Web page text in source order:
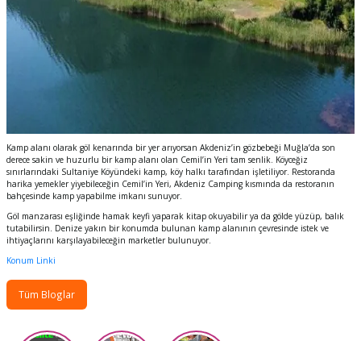
Kamp alanı olarak göl kenarında bir yer arıyorsan Akdeniz’in gözbebeği Muğla’da son
derece sakin ve huzurlu bir kamp alanı olan Cemil’in Yeri tam senlik. Köyceğiz
sınırlarındaki Sultaniye Köyündeki kamp, köy halkı tarafından işletiliyor. Restoranda
harika yemekler yiyebileceğin Cemil’in Yeri, Akdeniz Camping kısmında da restoranın
bahçesinde kamp yapabilme imkanı sunuyor.
Göl manzarası eşliğinde hamak keyfi yaparak kitap okuyabilir ya da gölde yüzüp, balık
tutabilirsin. Denize yakın bir konumda bulunan kamp alanının çevresinde istek ve
ihtiyaçlarını karşılayabileceğin marketler bulunuyor.
Konum Linki
Tüm Bloglar